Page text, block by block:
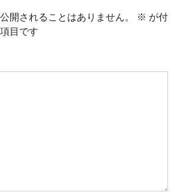
開されることはありません。 ※ が付
目です